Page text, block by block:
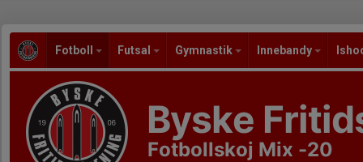
Fotboll Futsal Gymnastik Innebandy
Byske
Fotbollskoj Mix -20